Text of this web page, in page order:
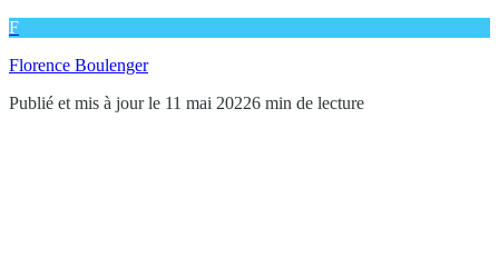
F
Florence Boulenger
Publié et mis à jour le 11 mai 20226 min de lecture